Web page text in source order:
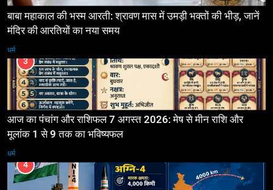
बाबा महाकाल की भस्म आरती: श्रावण मास में उमड़ी भक्तों की भीड़, जानें
मंदिर की आरतियों का नया समय
धर्म
3
आज का पंचांग और राशिफल 7 अगस्त 2026: मेष से मीन राशि और
मूलांक 1 से 9 तक का भविष्यफल
धर्म
4